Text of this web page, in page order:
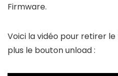
Firmware.
Voici la vidéo pour retirer le
plus le bouton unload :